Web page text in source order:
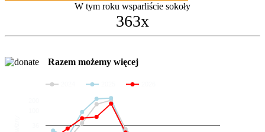
W tym roku wsparliście sokoły
363x
Razem możemy więcej